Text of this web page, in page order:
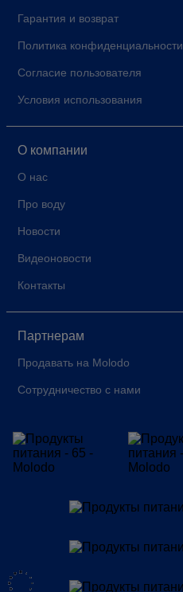
Гарантия и возврат
Политика конфиденциальности
Согласие пользователя
Условия использования
О компании
О нас
Про воду
Новости
Видеоновости
Контакты
Партнерам
Продавать на Molodo
Сотрудничество с нами